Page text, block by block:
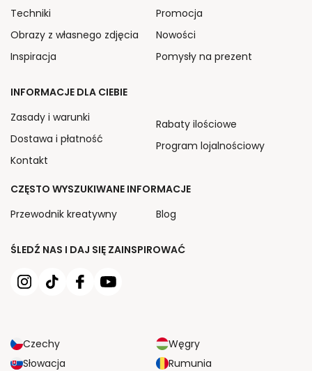
ŚLEDŹ NAS I DAJ SIĘ ZAINSPIROWAĆ
Czechy
Węgry
Słowacja
Rumunia
Techniki
Obrazy z własnego zdjęcia
Inspiracja
Promocja
Nowości
Pomysły na prezent
INFORMACJE DLA CIEBIE
Zasady i warunki
Dostawa i płatność
Kontakt
Rabaty ilościowe
Program lojalnościowy
CZĘSTO WYSZUKIWANE INFORMACJE
Przewodnik kreatywny
Blog